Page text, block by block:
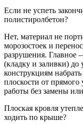
Если не успеть
полистиролбетон?
Нет, материал не
морозостоек и
разрушения. Главное
(кладку и заливки) до
конструкциям
плоскости от
работы без замены
Плоская кровля
ходить по крыше?